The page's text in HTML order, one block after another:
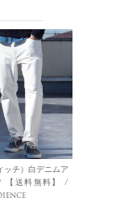
ッチ）白デニムア
【送料無料】 /